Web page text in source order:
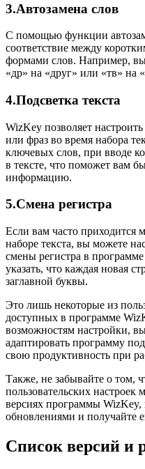
3.Автозамена слов
С помощью функции
соответствие между
формами слов. Например, вы
«др» на «друг» или «тв» на
4.Подсветка текста
WizKey позволяет
или фраз во время набора
ключевых слов, при вводе
в тексте, что поможет вам
информацию.
5.Смена регистра
Если вам часто приходится
наборе текста, вы можете
смены регистра в
указать, что каждая новая
заглавной буквы.
Это лишь некоторые из
доступных в программе
возможностям настройки,
адаптировать программу
свою продуктивность при
Также, не забывайте о том,
пользовательских
версиях программы WizKey,
обновлениями и получайте
Список версий и